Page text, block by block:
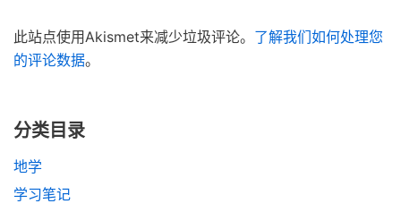
此站点使用Akismet来减少垃圾评论。 了解我们如何处理您
的评论数据。
分类目录
地学
学习笔记